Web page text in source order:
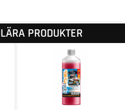
PRODUKTER